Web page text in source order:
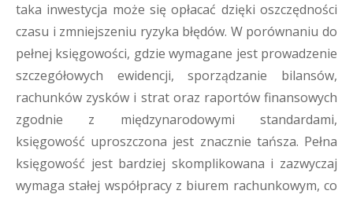
taka inwestycja może się opłacać dzięki oszczędności
czasu i zmniejszeniu ryzyka błędów. W porównaniu do
pełnej księgowości, gdzie wymagane jest prowadzenie
szczegółowych ewidencji, sporządzanie bilansów,
rachunków zysków i strat oraz raportów finansowych
zgodnie z międzynarodowymi standardami,
księgowość uproszczona jest znacznie tańsza. Pełna
księgowość jest bardziej skomplikowana i zazwyczaj
wymaga stałej współpracy z biurem rachunkowym, co